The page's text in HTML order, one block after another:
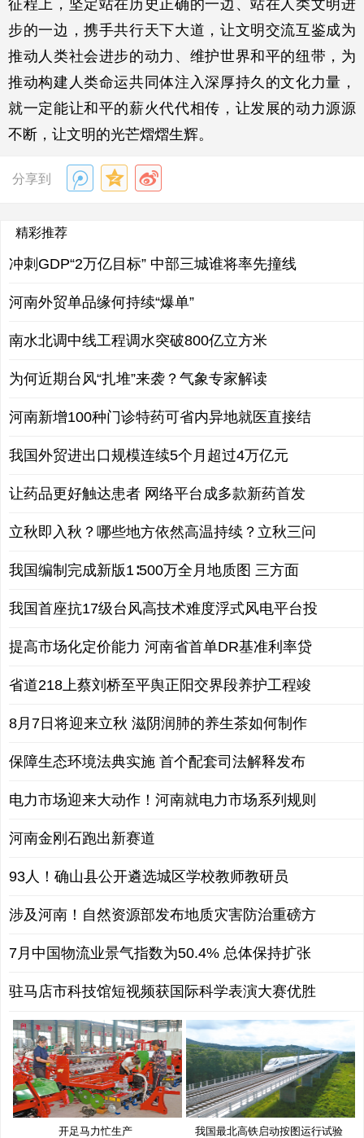
征程上，坚定站在历史正确的一边、站在人类文明进
步的一边，携手共行天下大道，让文明交流互鉴成为
推动人类社会进步的动力、维护世界和平的纽带，为
推动构建人类命运共同体注入深厚持久的文化力量，
就一定能让和平的薪火代代相传，让发展的动力源源
不断，让文明的光芒熠熠生辉。
分享到
精彩推荐
冲刺GDP“2万亿目标” 中部三城谁将率先撞线
河南外贸单品缘何持续“爆单”
南水北调中线工程调水突破800亿立方米
为何近期台风“扎堆”来袭？气象专家解读
河南新增100种门诊特药可省内异地就医直接结
我国外贸进出口规模连续5个月超过4万亿元
让药品更好触达患者 网络平台成多款新药首发
立秋即入秋？哪些地方依然高温持续？立秋三问
我国编制完成新版1∶500万全月地质图 三方面
我国首座抗17级台风高技术难度浮式风电平台投
提高市场化定价能力 河南省首单DR基准利率贷
省道218上蔡刘桥至平舆正阳交界段养护工程竣
8月7日将迎来立秋 滋阴润肺的养生茶如何制作
保障生态环境法典实施 首个配套司法解释发布
电力市场迎来大动作！河南就电力市场系列规则
河南金刚石跑出新赛道
93人！确山县公开遴选城区学校教师教研员
涉及河南！自然资源部发布地质灾害防治重磅方
7月中国物流业景气指数为50.4% 总体保持扩张
驻马店市科技馆短视频获国际科学表演大赛优胜
开足马力忙生产 我国最北高铁启动按图运行试验